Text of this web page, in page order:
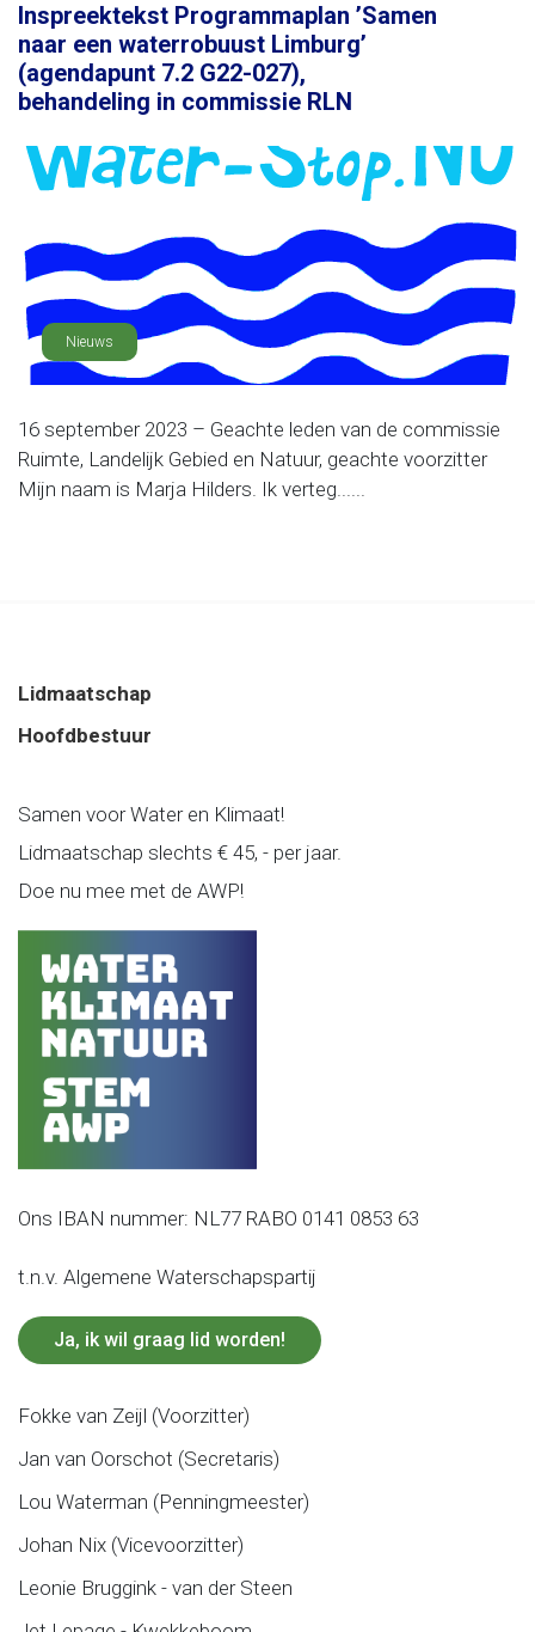
Inspreektekst Programmaplan ’Samen
naar een waterrobuust Limburg’
(agendapunt 7.2 G22-027),
behandeling in commissie RLN
Nieuws
16 september 2023 – Geachte leden van de commissie
Ruimte, Landelijk Gebied en Natuur, geachte voorzitter
Mijn naam is Marja Hilders. Ik verteg......
Lidmaatschap
Hoofdbestuur
Samen voor Water en Klimaat!
Lidmaatschap slechts € 45, - per jaar.
Doe nu mee met de AWP!
Ons IBAN nummer: NL77 RABO 0141 0853 63
t.n.v. Algemene Waterschapspartij
Ja, ik wil graag lid worden!
Fokke van Zeijl (Voorzitter)
Jan van Oorschot (Secretaris)
Lou Waterman (Penningmeester)
Johan Nix (Vicevoorzitter)
Leonie Bruggink - van der Steen